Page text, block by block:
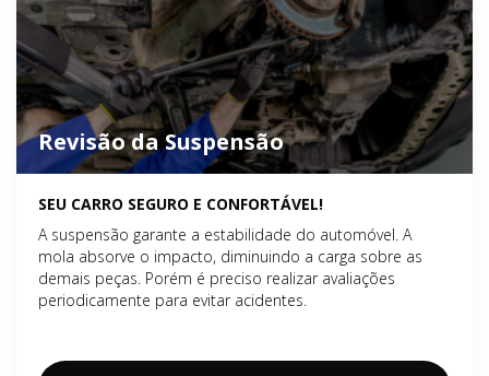
Revisão da Suspensão
SEU CARRO SEGURO E CONFORTÁVEL!
A suspensão garante a estabilidade do automóvel. A
mola absorve o impacto, diminuindo a carga sobre as
demais peças. Porém é preciso realizar avaliações
periodicamente para evitar acidentes.